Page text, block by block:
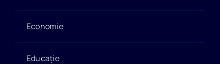
Economie
Educație